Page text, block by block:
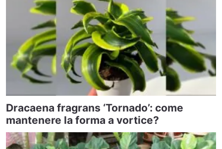
Dracaena fragrans ‘Tornado’: come
mantenere la forma a vortice?